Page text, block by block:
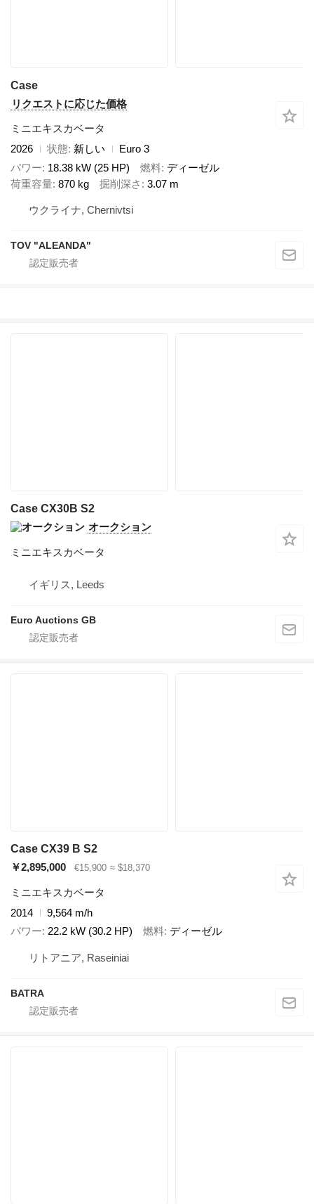
Case
リクエストに応じた価格
ミニエキスカベータ
2026
状態 新しい
Euro 3
パワー 18.38 kW (25 HP) 燃料 ディーゼル
荷重容量 870 kg 掘削深さ 3.07 m
ウクライナ, Chernivtsi
TOV "ALEANDA"
Case CX30B S2
オークション
ミニエキスカベータ
イギリス, Leeds
Euro Auctions GB
Case CX39 B S2
￥2,895,000
€15,900 ≈ $18,370
ミニエキスカベータ
2014
9,564 m/h
パワー 22.2 kW (30.2 HP) 燃料 ディーゼル
リトアニア, Raseiniai
BATRA